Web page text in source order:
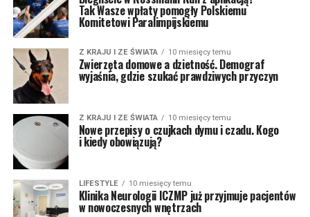
Tak Wasze wpłaty pomogły Polskiemu
Komitetowi Paralimpijskiemu
Z KRAJU I ZE ŚWIATA 10 miesięcy temu
Zwierzęta domowe a dzietność. Demograf
wyjaśnia, gdzie szukać prawdziwych przyczyn
Z KRAJU I ZE ŚWIATA 10 miesięcy temu
Nowe przepisy o czujkach dymu i czadu. Kogo
i kiedy obowiązują?
LIFESTYLE 10 miesięcy temu
Klinika Neurologii ICZMP już przyjmuje pacjentów
w nowoczesnych wnętrzach